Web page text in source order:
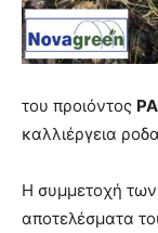
του προιόντος
καλλιέργεια
Η συμμετοχή
αποτελέσματα